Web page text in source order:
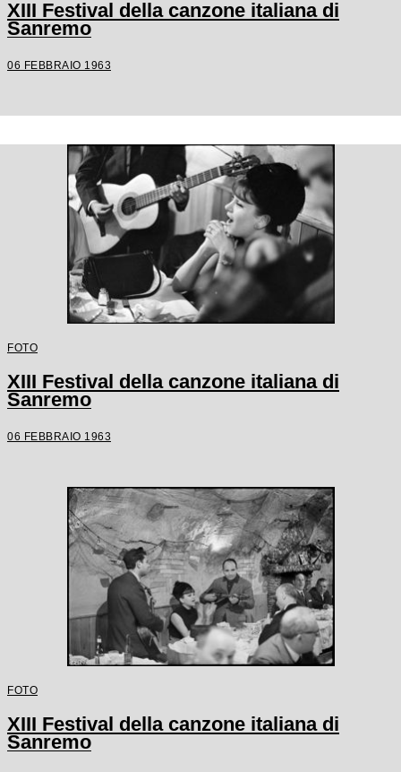
XIII Festival della canzone italiana di
Sanremo
06 FEBBRAIO 1963
FOTO
XIII Festival della canzone italiana di
Sanremo
06 FEBBRAIO 1963
FOTO
XIII Festival della canzone italiana di
Sanremo